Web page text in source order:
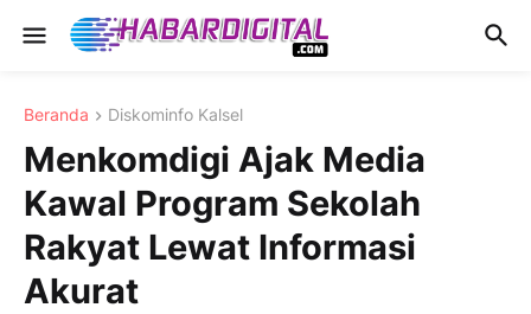
Beranda Diskominfo Kalsel
Menkomdigi Ajak Media
Kawal Program Sekolah
Rakyat Lewat Informasi
Akurat